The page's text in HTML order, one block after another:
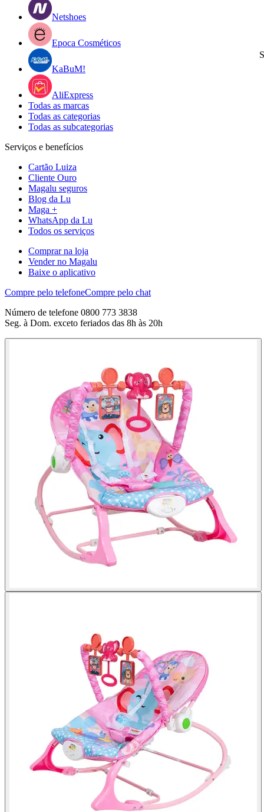
Netshoes
Epoca Cosméticos
KaBuM!
AliExpress
Todas as marcas
Todas as categorias
Todas as subcategorias
Serviços e benefícios
Cartão Luiza
Cliente Ouro
Magalu seguros
Blog da Lu
Maga +
WhatsApp da Lu
Todos os serviços
Comprar na loja
Vender no Magalu
Baixe o aplicativo
Compre pelo telefoneCompre pelo chat
Número de telefone 0800 773 3838
Seg. à Dom. exceto feriados das 8h às 20h